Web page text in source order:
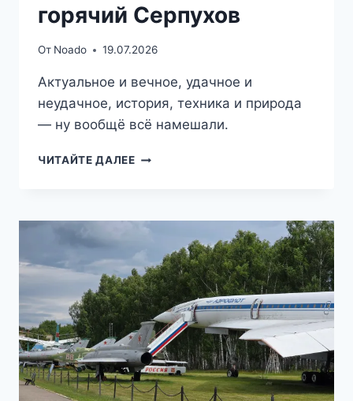
горячий Серпухов
От Noado 19.07.2026
Актуальное и вечное, удачное и
неудачное, история, техника и природа
— ну вообщё всё намешали.
ЧИТАЙТЕ ДАЛЕЕТРИ
—
СЕРПУХОВ